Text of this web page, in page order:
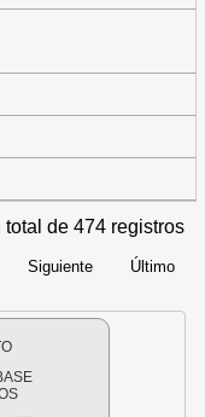
de 474 registros
Siguiente Último